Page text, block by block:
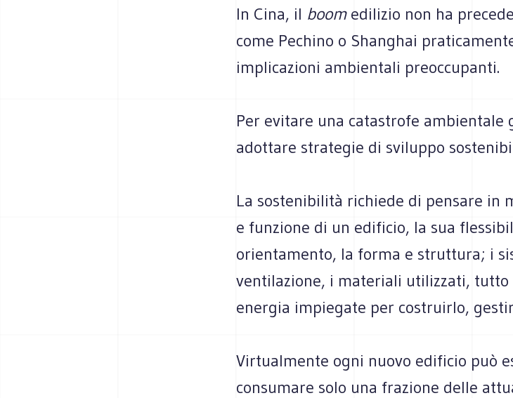
In Cina, il boom edilizio non ha
come Pechino o Shanghai
implicazioni ambientali preoccupanti.
Per evitare una catastrofe ambientale
adottare strategie di sviluppo
La sostenibilità richiede di pensare in
e funzione di un edificio, la sua
orientamento, la forma e struttura; i
ventilazione, i materiali utilizzati,
energia impiegate per costruirlo,
Virtualmente ogni nuovo edificio può
consumare solo una frazione delle